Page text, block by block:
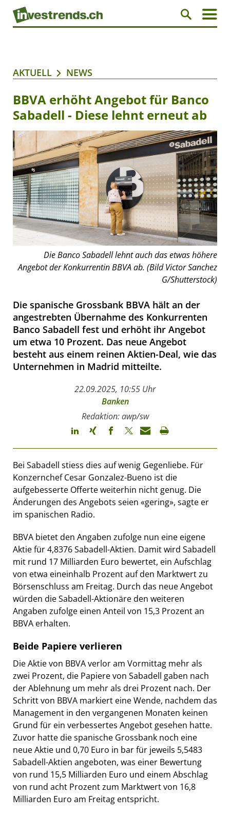
AKTUELL NEWS
BBVA erhöht Angebot für Banco
Sabadell - Diese lehnt erneut ab
Die Banco Sabadell lehnt auch das etwas höhere
Angebot der Konkurrentin BBVA ab. (Bild Victor Sanchez
G/Shutterstock)
Die spanische Grossbank BBVA hält an der
angestrebten Übernahme des Konkurrenten
Banco Sabadell fest und erhöht ihr Angebot
um etwa 10 Prozent. Das neue Angebot
besteht aus einem reinen Aktien-Deal, wie das
Unternehmen in Madrid mitteilte.
22.09.2025, 10:55 Uhr
Banken
Redaktion: awp/sw
Bei Sabadell stiess dies auf wenig Gegenliebe. Für
Konzernchef Cesar Gonzalez-Bueno ist die
aufgebesserte Offerte weiterhin nicht genug. Die
Änderungen des Angebots seien «gering», sagte er
im spanischen Radio.
BBVA bietet den Angaben zufolge nun eine eigene
Aktie für 4,8376 Sabadell-Aktien. Damit wird Sabadell
mit rund 17 Milliarden Euro bewertet, ein Aufschlag
von etwa eineinhalb Prozent auf den Marktwert zu
Börsenschluss am Freitag. Durch das neue Angebot
würden die Sabadell-Aktionäre den weiteren
Angaben zufolge einen Anteil von 15,3 Prozent an
BBVA erhalten.
Beide Papiere verlieren
Die Aktie von BBVA verlor am Vormittag mehr als
zwei Prozent, die Papiere von Sabadell gaben nach
der Ablehnung um mehr als drei Prozent nach. Der
Schritt von BBVA markiert eine Wende, nachdem das
Management in den vergangenen Monaten keinen
Grund für ein verbessertes Angebot gesehen hatte.
Zuvor hatte die spanische Grossbank noch eine
neue Aktie und 0,70 Euro in bar für jeweils 5,5483
Sabadell-Aktien angeboten, was einer Bewertung
von rund 15,5 Milliarden Euro und einem Abschlag
von rund acht Prozent zum Marktwert von 16,8
Milliarden Euro am Freitag entspricht.